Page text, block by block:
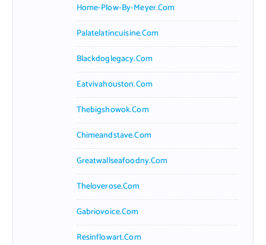
Home-Plow-By-Meyer.com
Palatelatincuisine.com
Blackdoglegacy.com
Eatvivahouston.com
Thebigshowok.com
Chimeandstave.com
Greatwallseafoodny.com
Theloverose.com
Gabriovoice.com
Resinflowart.com